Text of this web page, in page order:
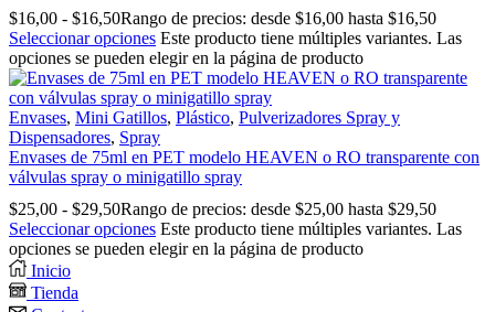
$16,00 - $16,50Rango de precios: desde $16,00 hasta $16,50
Seleccionar opciones Este producto tiene múltiples variantes. Las
opciones se pueden elegir en la página de producto
Envases, Mini Gatillos, Plástico, Pulverizadores Spray y
Dispensadores, Spray
Envases de 75ml en PET modelo HEAVEN o RO transparente con
válvulas spray o minigatillo spray
$25,00 - $29,50Rango de precios: desde $25,00 hasta $29,50
Seleccionar opciones Este producto tiene múltiples variantes. Las
opciones se pueden elegir en la página de producto
Inicio
Tienda